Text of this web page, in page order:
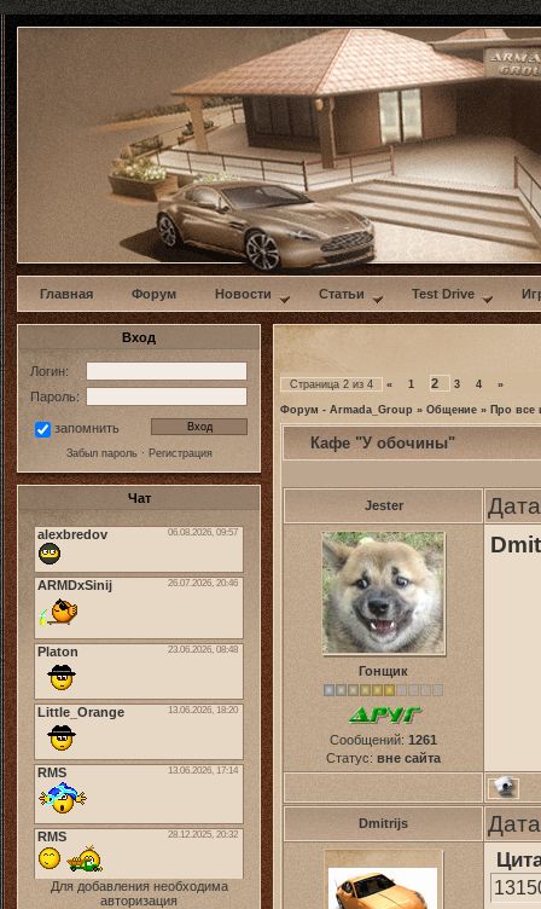
w
Главная Форум Новости Статьи Test Drive
Вход
Логин:
Пароль:
запомнить
Забыл пароль· Регистрация
Чат
Для добавления необходима
авторизация
Страница 2 из 4 « 1 2 3 4 »
Форум - Armada_Group » Общение » Про все
Кафе "У обочины"
Jester
Гонщик
Сообщений: 1261
Статус: вне сайта
Dmitrijs